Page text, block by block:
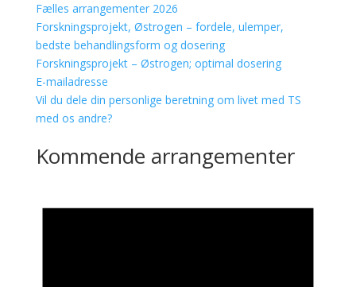
Fælles arrangementer 2026
Forskningsprojekt, Østrogen – fordele, ulemper,
bedste behandlingsform og dosering
Forskningsprojekt – Østrogen; optimal dosering
E-mailadresse
Vil du dele din personlige beretning om livet med TS
med os andre?
Kommende arrangementer